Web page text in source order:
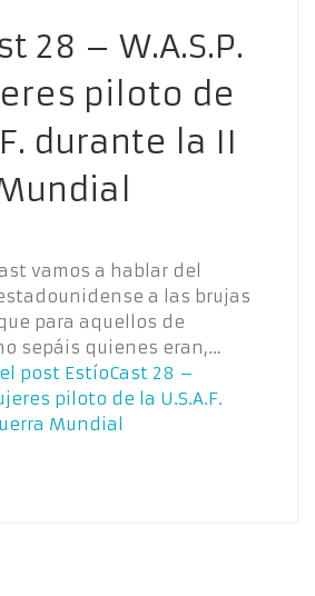
28 – W.A.S.P.
piloto de
durante la II
vamos a hablar del
a las brujas
para aquellos de
sepáis quienes eran,…
post EstíoCast 28 –
piloto de la U.S.A.F.
Mundial